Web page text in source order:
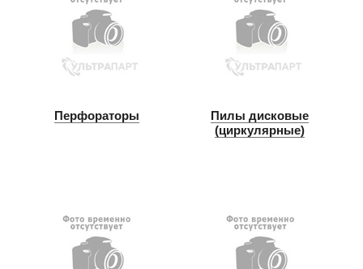
Перфораторы
Пилы дисковые
(циркулярные)